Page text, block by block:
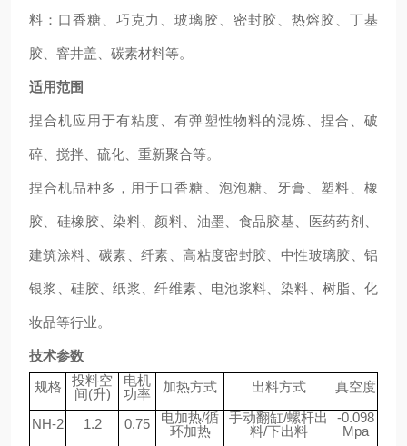
料：口香糖、巧克力、玻璃胶、密封胶、热熔胶、丁基
胶、窨井盖、碳素材料等。
适用范围
捏合机应用于有粘度、有弹塑性物料的混炼、捏合、破
碎、搅拌、硫化、重新聚合等。
捏合机品种多，用于口香糖、泡泡糖、牙膏、塑料、橡
胶、硅橡胶、染料、颜料、油墨、食品胶基、医药药剂、
建筑涂料、碳素、纤素、高粘度密封胶、中性玻璃胶、铝
银浆、硅胶、纸浆、纤维素、电池浆料、染料、树脂、化
妆品等行业。
技术参数
规格
投料空
间(升)
电机
功率
加热方式 出料方式 真空度
NH-2 1.2 0.75
电加热/循
环加热
手动翻缸/螺杆出
料/下出料
-0.098
Mpa